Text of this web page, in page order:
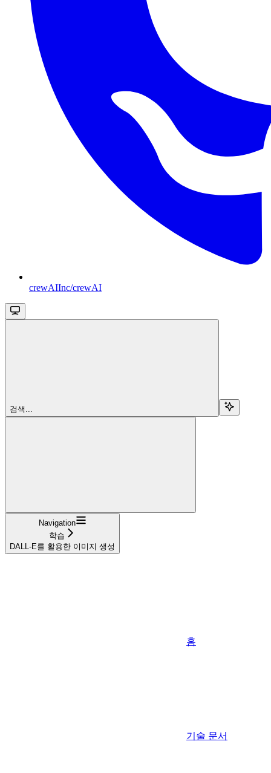
crewAIInc/crewAI
검색...
Navigation
학습
DALL-E를 활용한 이미지 생성
홈
기술 문서